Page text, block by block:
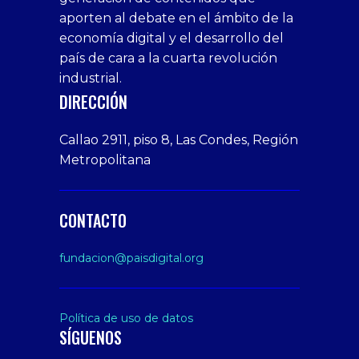
siteler
1xbet
deneme
bonusu
veren
giriş
tarafbet
giriş
veren
siteler
Cumshots
Tits
Free
Amateur
Porn
Xxx
Indian
Big
Butt
sex
From
Step
aporten al debate en el ámbito de la
economía digital y el desarrollo del
país de cara a la cuarta revolución
industrial.
DIRECCIÓN
Callao 2911, piso 8, Las Condes, Región
Metropolitana
CONTACTO
fundacion@paisdigital.org
Política de uso de datos
SÍGUENOS